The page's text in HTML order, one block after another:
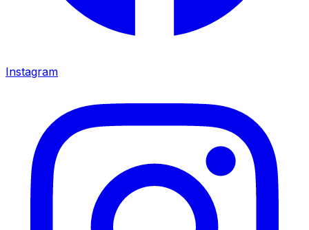
Instagram